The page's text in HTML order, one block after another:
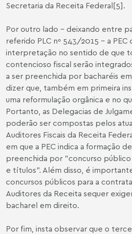
Secretaria da Receita Federal[5].
Por outro lado - deixando entre
referido PLC nº 543/2015 - a PEC
interpretação no sentido de que
contencioso fiscal serão
a ser preenchida por bacharéis
dizer que, também em primeira
uma reformulação orgânica e no
Portanto, as Delegacias de
poderão ser compostas pelos
Auditores Fiscais da Receita
em que a PEC indica a formação
preenchida por "concurso
e títulos". Além disso, é
concursos públicos para a
Auditores da Receita sequer
bacharel em direito.
Por fim, insta observar que o